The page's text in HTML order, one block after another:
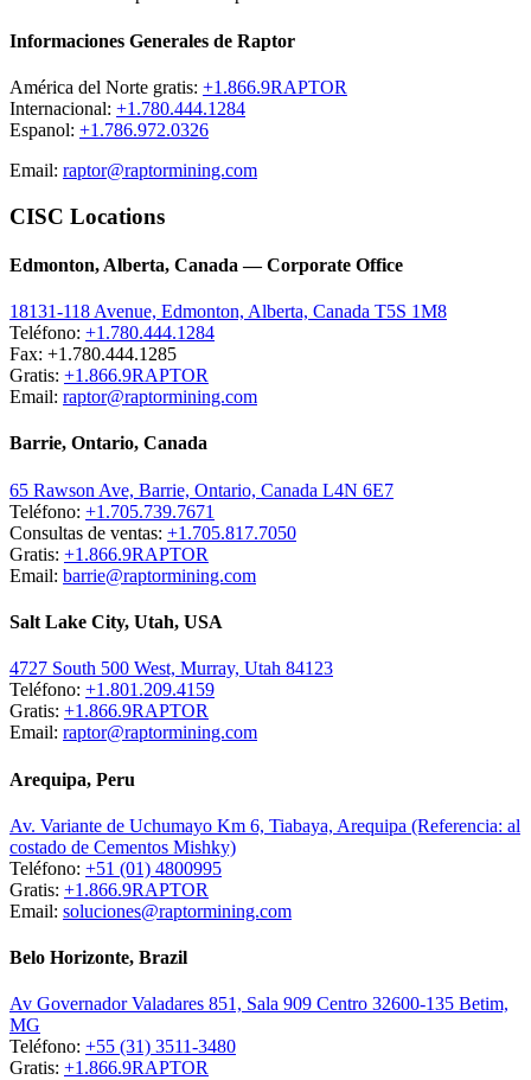
Informaciones Generales de Raptor
América del Norte gratis: +1.866.9RAPTOR
Internacional: +1.780.444.1284
Espanol: +1.786.972.0326
Email: raptor@raptormining.com
CISC Locations
Edmonton, Alberta, Canada — Corporate Office
18131-118 Avenue, Edmonton, Alberta, Canada T5S 1M8
Teléfono: +1.780.444.1284
Fax: +1.780.444.1285
Gratis: +1.866.9RAPTOR
Email: raptor@raptormining.com
Barrie, Ontario, Canada
65 Rawson Ave, Barrie, Ontario, Canada L4N 6E7
Teléfono: +1.705.739.7671
Consultas de ventas: +1.705.817.7050
Gratis: +1.866.9RAPTOR
Email: barrie@raptormining.com
Salt Lake City, Utah, USA
4727 South 500 West, Murray, Utah 84123
Teléfono: +1.801.209.4159
Gratis: +1.866.9RAPTOR
Email: raptor@raptormining.com
Arequipa, Peru
Av. Variante de Uchumayo Km 6, Tiabaya, Arequipa (Referencia: al
costado de Cementos Mishky)
Teléfono: +51 (01) 4800995
Gratis: +1.866.9RAPTOR
Email: soluciones@raptormining.com
Belo Horizonte, Brazil
Av Governador Valadares 851, Sala 909 Centro 32600-135 Betim,
MG
Teléfono: +55 (31) 3511-3480
Gratis: +1.866.9RAPTOR